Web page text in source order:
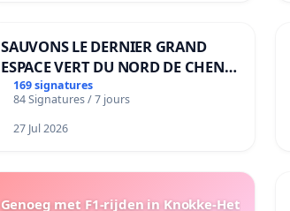
SAUVONS LE DERNIER GRAND
ESPACE VERT DU NORD DE CHENE-
BOUGERIES
169 signatures
84 Signatures / 7 jours
27 Jul 2026
Genoeg met F1-rijden in Knokke-Het